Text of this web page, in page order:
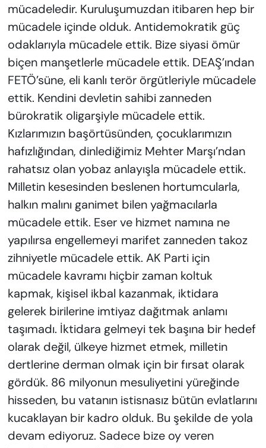
mücadeledir. Kuruluşumuzdan itibaren hep bir
mücadele içinde olduk. Antidemokratik güç
odaklarıyla mücadele ettik. Bize siyasi ömür
biçen manşetlerle mücadele ettik. DEAŞ’ından
FETÖ’süne, eli kanlı terör örgütleriyle mücadele
ettik. Kendini devletin sahibi zanneden
bürokratik oligarşiyle mücadele ettik.
Kızlarımızın başörtüsünden, çocuklarımızın
hafızlığından, dinlediğimiz Mehter Marşı’ndan
rahatsız olan yobaz anlayışla mücadele ettik.
Milletin kesesinden beslenen hortumcularla,
halkın malını ganimet bilen yağmacılarla
mücadele ettik. Eser ve hizmet namına ne
yapılırsa engellemeyi marifet zanneden takoz
zihniyetle mücadele ettik. AK Parti için
mücadele kavramı hiçbir zaman koltuk
kapmak, kişisel ikbal kazanmak, iktidara
gelerek birilerine imtiyaz dağıtmak anlamı
taşımadı. İktidara gelmeyi tek başına bir hedef
olarak değil, ülkeye hizmet etmek, milletin
dertlerine derman olmak için bir fırsat olarak
gördük. 86 milyonun mesuliyetini yüreğinde
hisseden, bu vatanın istisnasız bütün evlatlarını
kucaklayan bir kadro olduk. Bu şekilde de yola
devam ediyoruz. Sadece bize oy veren